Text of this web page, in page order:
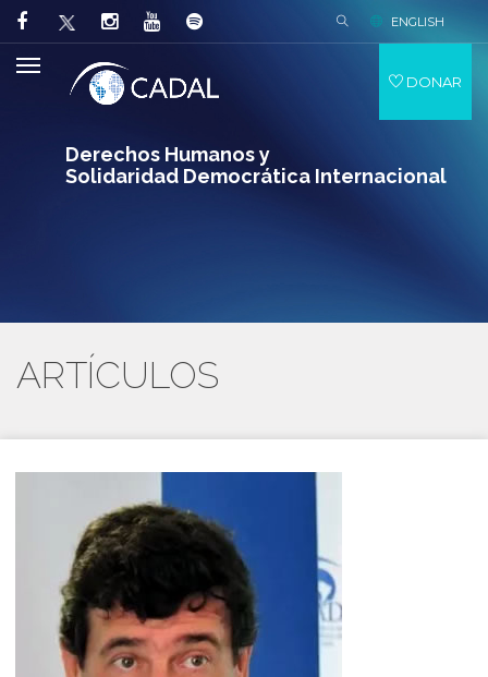
Derechos Humanos y
Solidaridad Democrática Internacional
ENGLISH
DONAR
ARTÍCULOS